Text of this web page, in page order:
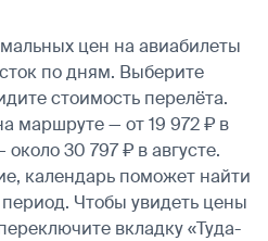
цен на авиабилеты
по дням. Выберите
стоимость перелёта.
маршруте — от 19 972 ₽ в
30 797 ₽ в августе.
календарь поможет найти
Чтобы увидеть цены
вкладку «Туда-